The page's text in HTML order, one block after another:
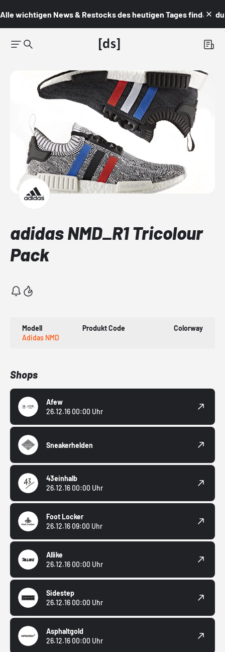
Alle wichtigen News & Restocks des heutigen Tages findest du
adidas NMD_R1 Tricolour
Pack
Modell
Adidas NMD
Produkt Code Colorway
Shops
Afew
26.12.16 00:00 Uhr
Sneakerhelden
43einhalb
26.12.16 00:00 Uhr
Foot Locker
26.12.16 09:00 Uhr
Allike
26.12.16 00:00 Uhr
Sidestep
26.12.16 00:00 Uhr
Asphaltgold
26.12.16 00:00 Uhr